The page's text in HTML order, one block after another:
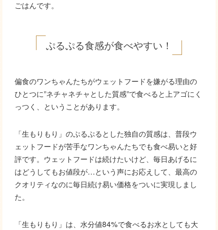
ごはんです。
ぷるぷる食感が食べやすい！
偏食のワンちゃんたちがウェットフードを嫌がる理由の
ひとつに”ネチャネチャとした質感”で食べると上アゴにく
っつく、ということがあります。
「生もりもり」のぷるぷるとした独自の質感は、普段ウ
ェットフードが苦手なワンちゃんたちでも食べ易いと好
評です。ウェットフードは続けたいけど、毎日あげるに
はどうしてもお値段が…という声にお応えして、最高の
クオリティなのに毎日続け易い価格をついに実現しまし
た。
「生もりもり」は、水分値84%で食べるお水としても大